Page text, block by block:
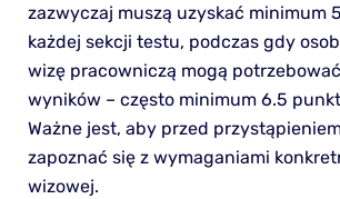
zazwyczaj muszą uzyskać minimum
każdej sekcji testu, podczas gdy
wizę pracowniczą mogą
wyników – często minimum 6.5
Ważne jest, aby przed
zapoznać się z wymaganiami
wizowej.